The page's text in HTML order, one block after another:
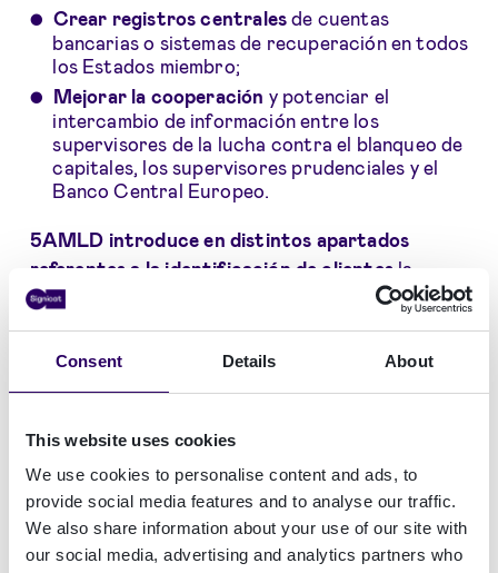
Consent Details About
This website uses cookies
We use cookies to personalise content and ads, to
provide social media features and to analyse our traffic.
We also share information about your use of our site with
our social media, advertising and analytics partners who
Crear registros centrales de cuentas
bancarias o sistemas de recuperación en todos
los Estados miembro;
Mejorarla cooperación y potenciar el
intercambio de información entre los
supervisores de la lucha contra el blanqueo de
capitales, los supervisores prudenciales y el
Banco Central Europeo.
5AMLD introduce en distintos apartados
referentes a la identificación de clientes la
regulación europea
de servicios de confianza
920/2014,eIDAS, y delega en ella y en los
servicios de confianza electrónica la capacidad
eIDASentró en vigor en Julio 2016 y cuenta con
un background técnico y especificaciones
concretas sobre las soluciones de identificación
electrónica; un marco de trabajo técnico de
validación de soluciones.